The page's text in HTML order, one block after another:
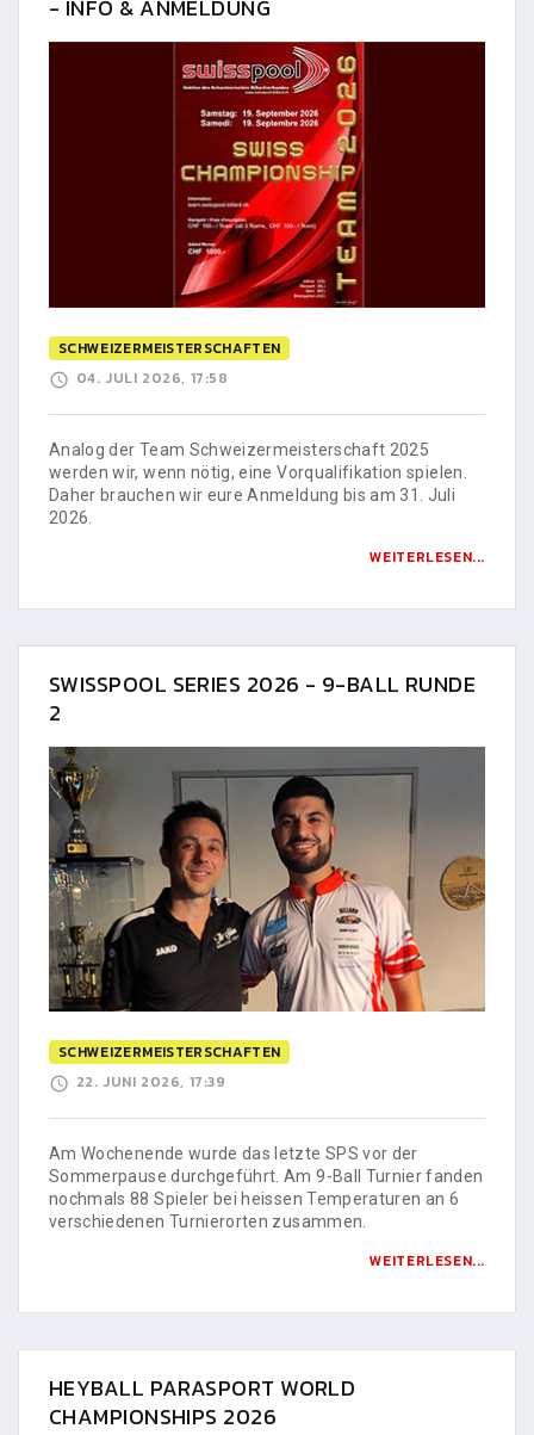
- INFO & ANMELDUNG
SCHWEIZERMEISTERSCHAFTEN
04. JULI 2026, 17:58
Analog der Team Schweizermeisterschaft 2025
werden wir, wenn nötig, eine Vorqualifikation spielen.
Daher brauchen wir eure Anmeldung bis am 31. Juli
2026.
WEITERLESEN...
SWISSPOOL SERIES 2026 - 9-BALL RUNDE
2
SCHWEIZERMEISTERSCHAFTEN
22. JUNI 2026, 17:39
Am Wochenende wurde das letzte SPS vor der
Sommerpause durchgeführt. Am 9-Ball Turnier fanden
nochmals 88 Spieler bei heissen Temperaturen an 6
verschiedenen Turnierorten zusammen.
WEITERLESEN...
HEYBALL PARASPORT WORLD
CHAMPIONSHIPS 2026